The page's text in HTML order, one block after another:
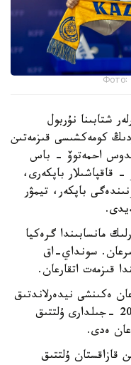
Фото:
شتابىنا نۇربول
كومەكشىسى قىزمەتىن
احمەتوۆ - باس
قاقپاشىلار باپكەرى،
باپكەر، تيمۋر
مانسابىندا گرەكيا
سونداي-اق
قىزمەت اتقارعان.
ەكىنشى نيدەرلاندتىق
مامان اتاندى. بۇعان دەيىن 2006-2008 -جىلدارى ۇلتتىق
ەدى.
ۇلتتىق